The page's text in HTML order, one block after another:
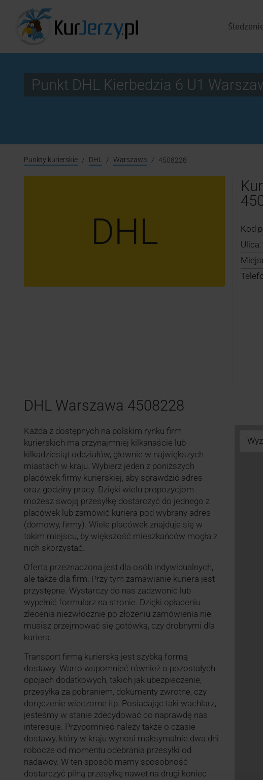
Punkt DHL Kierbedzia 6 U1
Punkty kurierskie DHL Warszawa 4508228
DHL Kod
Ulica:
DHL Warszawa 4508228
Każda z dostępnych na polskim rynku firm
kurierskich ma przynajmniej kilkanaście lub
kilkadziesiąt oddziałów, głownie w największych
miastach w kraju. Wybierz jeden z poniższych
placówek firmy kurierskiej, aby sprawdzić adres
oraz godziny pracy. Dzięki wielu propozycjom
możesz swoją przesyłkę dostarczyć do jednego z
placówek lub zamówić kuriera pod wybrany adres
(domowy, firmy). Wiele placówek znajduje się w
takim miejscu, by większość mieszkańców mogła z
nich skorzystać.
Oferta przeznaczona jest dla osób indywidualnych,
ale także dla firm. Przy tym zamawianie kuriera jest
przystępne. Wystarczy do nas zadzwonić lub
wypełnić formularz na stronie. Dzięki opłaceniu
zlecenia niezwłocznie po złożeniu zamówienia nie
musisz przejmować się gotówką, czy drobnymi dla
kuriera.
Transport firmą kurierską jest szybką formą
dostawy. Warto wspomnieć również o pozostałych
opcjach dodatkowych, takich jak ubezpieczenie,
przesyłka za pobraniem, dokumenty zwrotne, czy
doręczenie wieczorne itp. Posiadając taki wachlarz,
jesteśmy w stanie zdecydować co naprawdę nas
interesuje. Przypomnieć należy także o czasie
dostawy, który w kraju wynosi maksymalnie dwa dni
robocze od momentu odebrania przesyłki od
nadawcy. W ten sposób mamy sposobność
dostarczyć pilną przesyłkę nawet na drugi koniec